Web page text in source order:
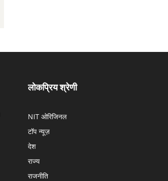
लोकप्रिय श्रेणी
NIT ओरिजिनल
टॉप न्यूज़
देश
राज्य
राजनीति